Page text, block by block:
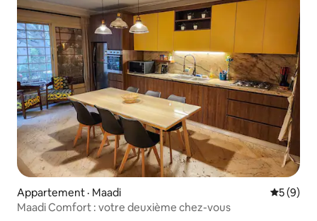
Appartement · Maadi Note
5 (9)
Maadi Comfort : votre deuxième chez-vous